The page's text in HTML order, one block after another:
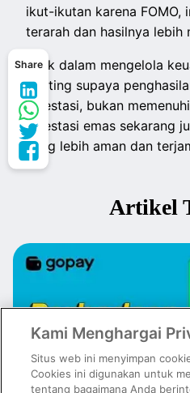
Share
ikut-ikutan karena FOMO,
terarah dan hasilnya lebih
Bijak dalam mengelola
penting supaya
investasi, bukan
investasi emas sekarang
yang lebih aman dan
Artikel
Kami Menghargai
Situs web ini menyimpan
Cookies ini digunakan untuk
tentang bagaimana Anda